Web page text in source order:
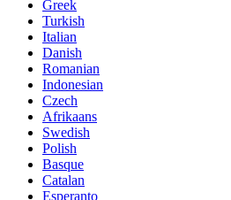
Greek
Turkish
Italian
Danish
Romanian
Indonesian
Czech
Afrikaans
Swedish
Polish
Basque
Catalan
Esperanto